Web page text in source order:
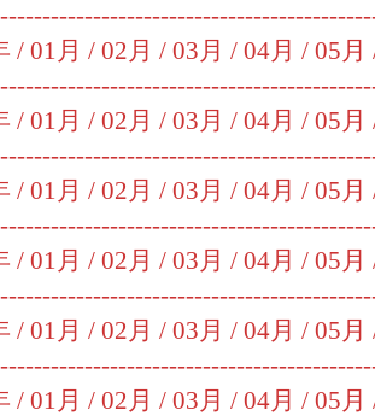
/ 01月 / 02月 / 03月 / 04月 / 05月
/ 01月 / 02月 / 03月 / 04月 / 05月
/ 01月 / 02月 / 03月 / 04月 / 05月
/ 01月 / 02月 / 03月 / 04月 / 05月
/ 01月 / 02月 / 03月 / 04月 / 05月
/ 01月 / 02月 / 03月 / 04月 / 05月